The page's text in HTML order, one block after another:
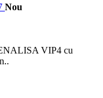
Nou
VIP4 cu